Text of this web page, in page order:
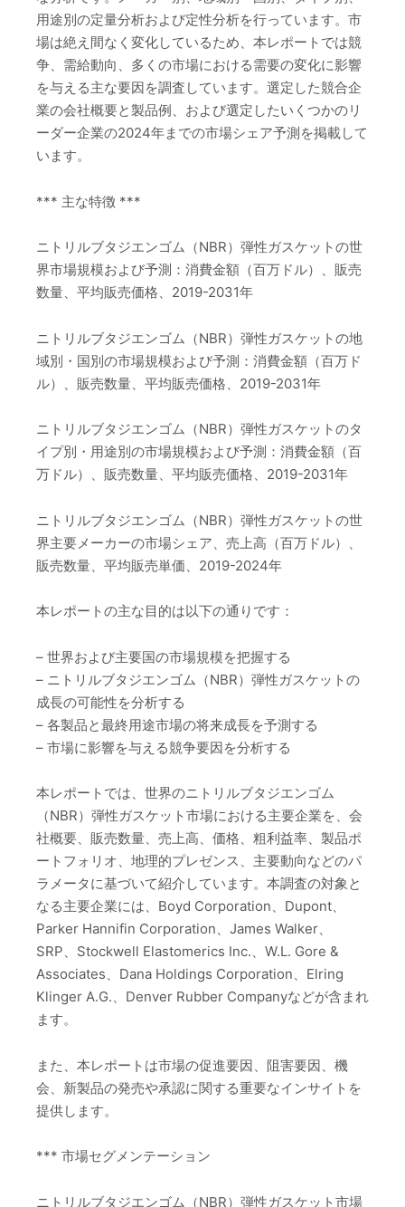
用途別の定量分析および定性分析を行っています。市
場は絶え間なく変化しているため、本レポートでは競
争、需給動向、多くの市場における需要の変化に影響
を与える主な要因を調査しています。選定した競合企
業の会社概要と製品例、および選定したいくつかのリ
ーダー企業の2024年までの市場シェア予測を掲載して
います。
*** 主な特徴 ***
ニトリルブタジエンゴム（NBR）弾性ガスケットの世
界市場規模および予測：消費金額（百万ドル）、販売
数量、平均販売価格、2019-2031年
ニトリルブタジエンゴム（NBR）弾性ガスケットの地
域別・国別の市場規模および予測：消費金額（百万ド
ル）、販売数量、平均販売価格、2019-2031年
ニトリルブタジエンゴム（NBR）弾性ガスケットのタ
イプ別・用途別の市場規模および予測：消費金額（百
万ドル）、販売数量、平均販売価格、2019-2031年
ニトリルブタジエンゴム（NBR）弾性ガスケットの世
界主要メーカーの市場シェア、売上高（百万ドル）、
販売数量、平均販売単価、2019-2024年
本レポートの主な目的は以下の通りです：
– 世界および主要国の市場規模を把握する
– ニトリルブタジエンゴム（NBR）弾性ガスケットの
成長の可能性を分析する
– 各製品と最終用途市場の将来成長を予測する
– 市場に影響を与える競争要因を分析する
本レポートでは、世界のニトリルブタジエンゴム
（NBR）弾性ガスケット市場における主要企業を、会
社概要、販売数量、売上高、価格、粗利益率、製品ポ
ートフォリオ、地理的プレゼンス、主要動向などのパ
ラメータに基づいて紹介しています。本調査の対象と
なる主要企業には、Boyd Corporation、Dupont、
Parker Hannifin Corporation、James Walker、
SRP、Stockwell Elastomerics Inc.、W.L. Gore &
Associates、Dana Holdings Corporation、Elring
Klinger A.G.、Denver Rubber Companyなどが含まれ
ます。
また、本レポートは市場の促進要因、阻害要因、機
会、新製品の発売や承認に関する重要なインサイトを
提供します。
*** 市場セグメンテーション
ニトリルブタジエンゴム（NBR）弾性ガスケット市場